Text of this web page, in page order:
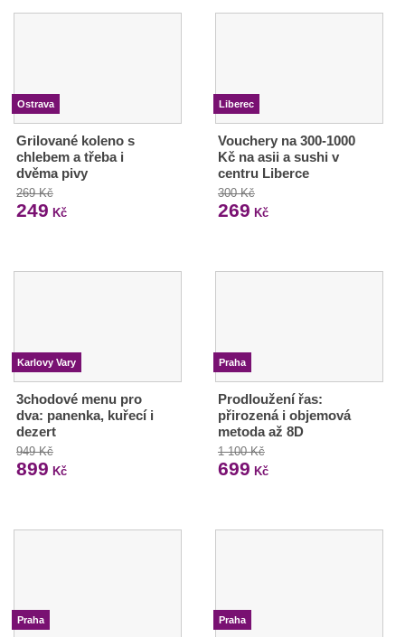
Ostrava
Grilované koleno s
chlebem a třeba i
dvěma pivy
269 Kč
249 Kč
Liberec
Vouchery na 300-1000
Kč na asii a sushi v
centru Liberce
300 Kč
269 Kč
Karlovy Vary
3chodové menu pro
dva: panenka, kuřecí i
dezert
949 Kč
899 Kč
Praha
Prodloužení řas:
přirozená i objemová
metoda až 8D
1 100 Kč
699 Kč
Praha Praha